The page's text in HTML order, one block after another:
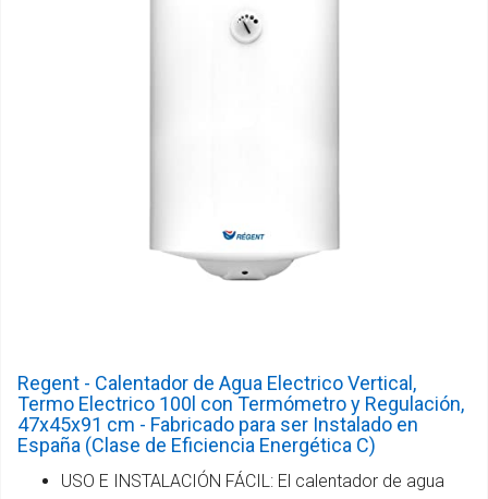
Regent - Calentador de Agua Electrico Vertical,
Termo Electrico 100l con Termómetro y Regulación,
47x45x91 cm - Fabricado para ser Instalado en
España (Clase de Eficiencia Energética C)
USO E INSTALACIÓN FÁCIL: El calentador de agua